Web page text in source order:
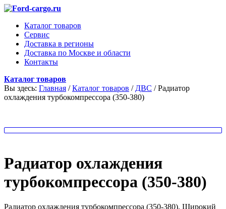
Каталог товаров
Сервис
Доставка в регионы
Доставка по Москве и области
Контакты
Каталог товаров
Вы здесь: Главная / Каталог товаров / ДВС / Радиатор
охлаждения турбокомпрессора (350-380)
Радиатор охлаждения
турбокомпрессора (350-380)
Радиатор охлаждения турбокомпрессора (350-380). Широкий